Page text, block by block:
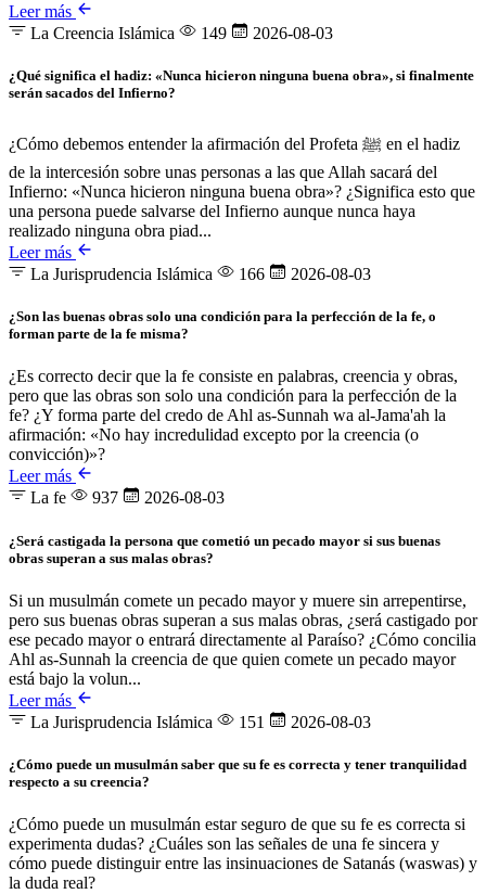
Leer más
La Creencia Islámica
149 2026-08-03
¿Qué significa el hadiz: «Nunca hicieron ninguna buena obra», si finalmente
serán sacados del Infierno?
¿Cómo debemos entender la afirmación del Profeta ﷺ en el hadiz
de la intercesión sobre unas personas a las que Allah sacará del
Infierno: «Nunca hicieron ninguna buena obra»? ¿Significa esto que
una persona puede salvarse del Infierno aunque nunca haya
realizado ninguna obra piad...
Leer más
La Jurisprudencia Islámica
166 2026-08-03
¿Son las buenas obras solo una condición para la perfección de la fe, o
forman parte de la fe misma?
¿Es correcto decir que la fe consiste en palabras, creencia y obras,
pero que las obras son solo una condición para la perfección de la
fe? ¿Y forma parte del credo de Ahl as-Sunnah wa al-Jama'ah la
afirmación: «No hay incredulidad excepto por la creencia (o
convicción)»?
Leer más
La fe
937 2026-08-03
¿Será castigada la persona que cometió un pecado mayor si sus buenas
obras superan a sus malas obras?
Si un musulmán comete un pecado mayor y muere sin arrepentirse,
pero sus buenas obras superan a sus malas obras, ¿será castigado por
ese pecado mayor o entrará directamente al Paraíso? ¿Cómo concilia
Ahl as-Sunnah la creencia de que quien comete un pecado mayor
está bajo la volun...
Leer más
La Jurisprudencia Islámica
151 2026-08-03
¿Cómo puede un musulmán saber que su fe es correcta y tener tranquilidad
respecto a su creencia?
¿Cómo puede un musulmán estar seguro de que su fe es correcta si
experimenta dudas? ¿Cuáles son las señales de una fe sincera y
cómo puede distinguir entre las insinuaciones de Satanás (waswas) y
la duda real?